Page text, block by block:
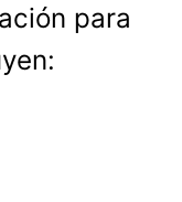
para